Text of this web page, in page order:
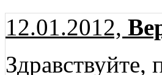
12.01.2012,
Здравствуйте,